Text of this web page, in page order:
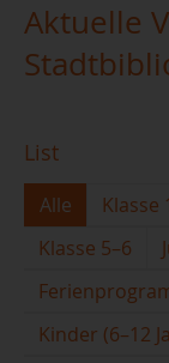
Aktuelle
List
Alle Klasse
Klasse 5–6
Kinder (6–12